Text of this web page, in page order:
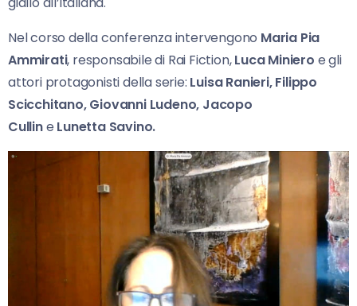
Nel corso della conferenza intervengono Maria Pia
Ammirati, responsabile di Rai Fiction,Luca Miniero e gli
attori protagonisti della serie: Luisa Ranieri, Filippo
Scicchitano, Giovanni Ludeno, Jacopo
Culline Lunetta Savino.